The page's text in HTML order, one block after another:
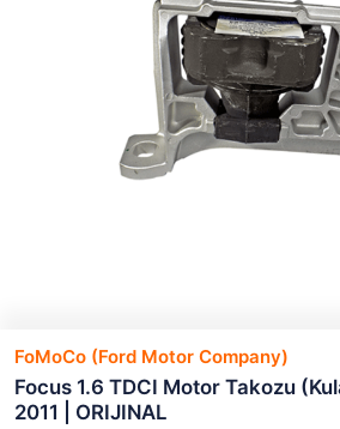
FoMoCo (Ford Motor Company)
Focus 1.6 TDCI Motor Takozu
2011 | ORIJINAL